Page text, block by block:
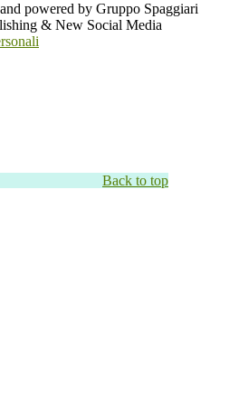
powered by Gruppo Spaggiari
& New Social Media
Back to top